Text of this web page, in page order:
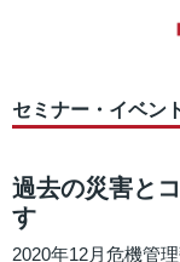
セミナー・イベン
過去の災害と
す
2020年12月危機管